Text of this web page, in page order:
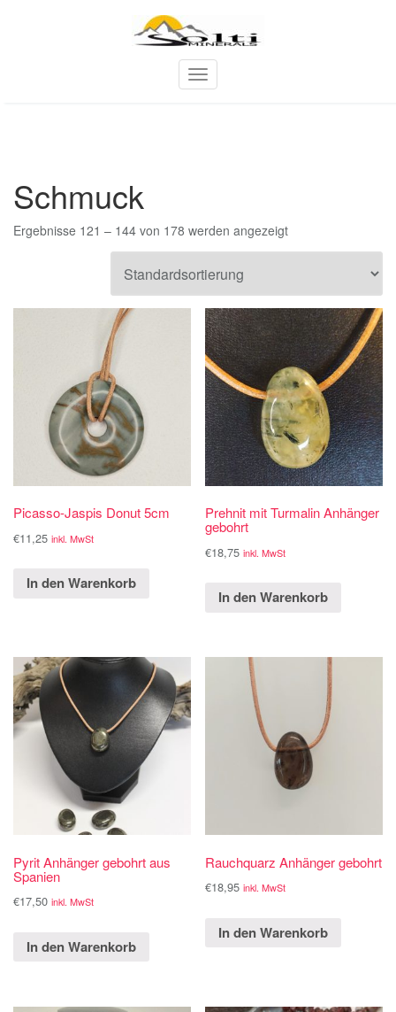
T
o
i
g
a
Schmuck
Ergebnisse 121 – 144 von 178 werden angezeigt
Picasso-Jaspis Donut 5cm
€11,25 inkl. MwSt
In den Warenkorb
Prehnit mit Turmalin Anhänger
gebohrt
€18,75 inkl. MwSt
In den Warenkorb
Pyrit Anhänger gebohrt aus
Spanien
€17,50 inkl. MwSt
In den Warenkorb
Rauchquarz Anhänger gebohrt
€18,95 inkl. MwSt
In den Warenkorb